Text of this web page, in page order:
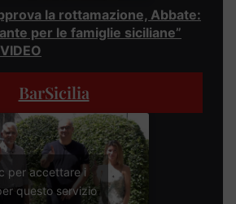
la rottamazione, Abbate:
per le famiglie siciliane”
BarSicilia
per accettare i
questo servizio